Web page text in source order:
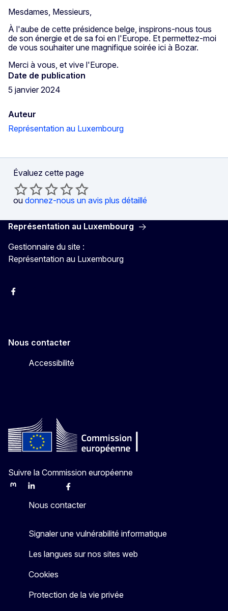
Mesdames, Messieurs,
À l'aube de cette présidence belge, inspirons-nous tous
de son énergie et de sa foi en l'Europe. Et permettez-moi
de vous souhaiter une magnifique soirée ici à Bozar.
Merci à vous, et vive l'Europe.
Date de publication
5 janvier 2024
Auteur
Représentation au Luxembourg
Évaluez cette page
ou donnez-nous un avis plus détaillé
Représentation au Luxembourg
Gestionnaire du site :
Représentation au Luxembourg
Facebook
Nous contacter
Accessibilité
Suivre la Commission européenne
MastodonLinkedInBlueskyFacebook
Nous contacter
Signaler une vulnérabilité informatique
Les langues sur nos sites web
Cookies
Protection de la vie privée